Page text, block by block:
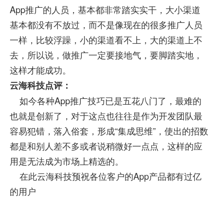
App推广的人员，基本都非常踏实实干，大小渠道
基本都没有不放过，而不是像现在的很多推广人员
一样，比较浮躁，小的渠道看不上，大的渠道上不
去，所以说，做推广一定要接地气，要脚踏实地，
这样才能成功。
云海科技点评：
如今各种App推广技巧已是五花八门了，最难的
也就是创新了，对于这点也往往是作为开发团队最
容易犯错，落入俗套，形成“集成思维”，使出的招数
都是和别人差不多或者说稍微好一点点，这样的应
用是无法成为市场上精选的。
在此云海科技预祝各位客户的App产品都有过亿
的用户